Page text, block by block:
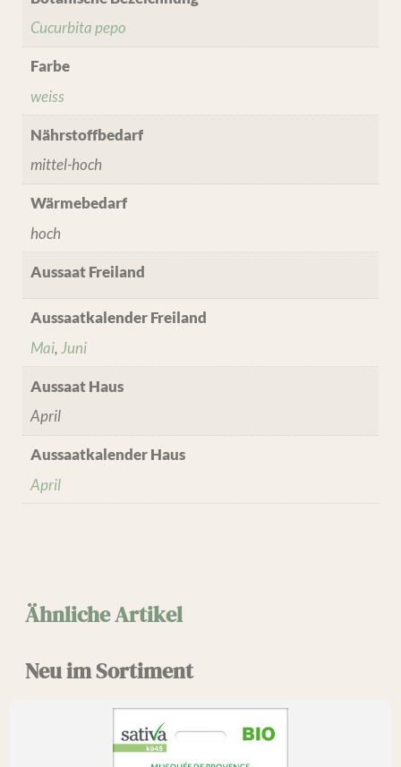
Cucurbita pepo
Farbe
weiss
Nährstoffbedarf
mittel-hoch
Wärmebedarf
hoch
Aussaat Freiland
Aussaatkalender Freiland
Mai, Juni
Aussaat Haus
April
Aussaatkalender Haus
April
Ähnliche Artikel
Neu im Sortiment